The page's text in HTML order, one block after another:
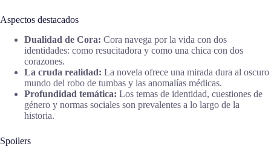
Aspectos destacados
Dualidad de Cora: Cora navega por la vida con dos
identidades: como resucitadora y como una chica con dos
corazones.
La cruda realidad: La novela ofrece una mirada dura al oscuro
mundo del robo de tumbas y las anomalías médicas.
Profundidad temática: Los temas de identidad, cuestiones de
género y normas sociales son prevalentes a lo largo de la
historia.
Spoilers